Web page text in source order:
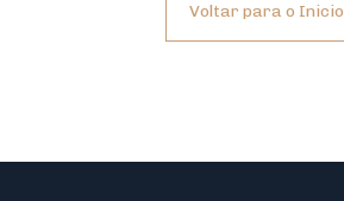
Voltar para o Inicio